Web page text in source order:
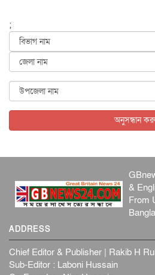
পৃথিবীর দিকে আসছে
আন্তর্জাতিক
কেনিয়ায় ১৫ হাতির
আন্তর্জাতিক
;
&
From
ADDRESS
Chief Editor & Publisher | Rakib H
Sub-Editor : Laboni Hussain